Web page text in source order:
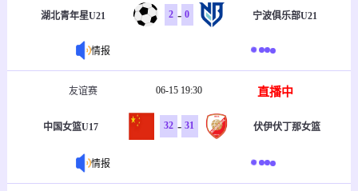
湖北青年星U21 2 - 0 宁波俱乐部U21
情报
友谊赛 06-15 19:30 直播中
中国女篮U17 32 - 31 伏伊伏丁那女篮
情报